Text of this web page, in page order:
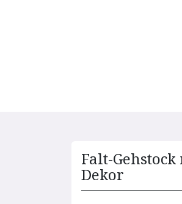
Falt-
Dekor